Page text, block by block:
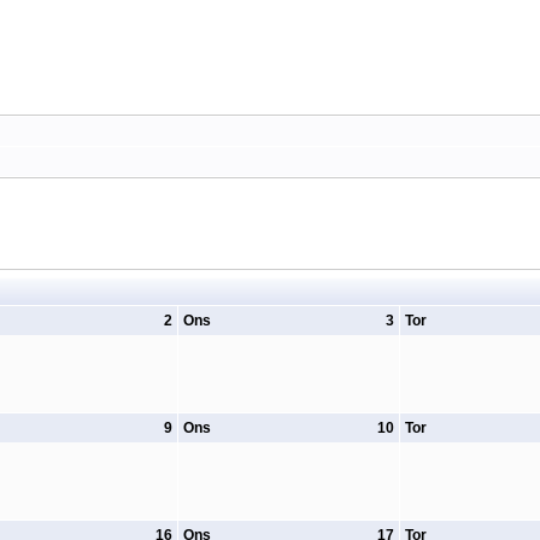
2 3
Ons Tor
9 10
Ons Tor
16 17
Ons Tor